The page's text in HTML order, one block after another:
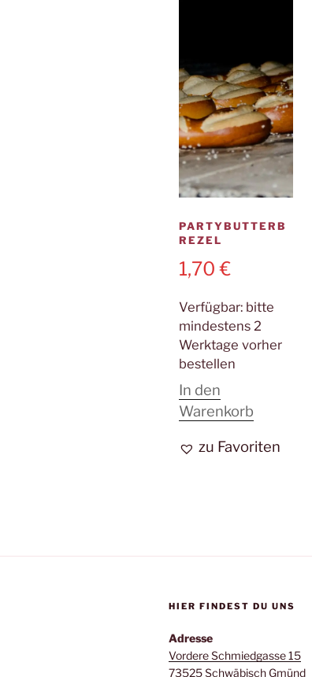
PARTYBUTTERB
REZEL
1,70€
Verfügbar: bitte
mindestens 2
Werktage vorher
bestellen
In den
Warenkorb
zu Favoriten
HIER FINDEST DU UNS
Adresse
Vordere Schmiedgasse 15
73525 Schwäbisch Gmünd